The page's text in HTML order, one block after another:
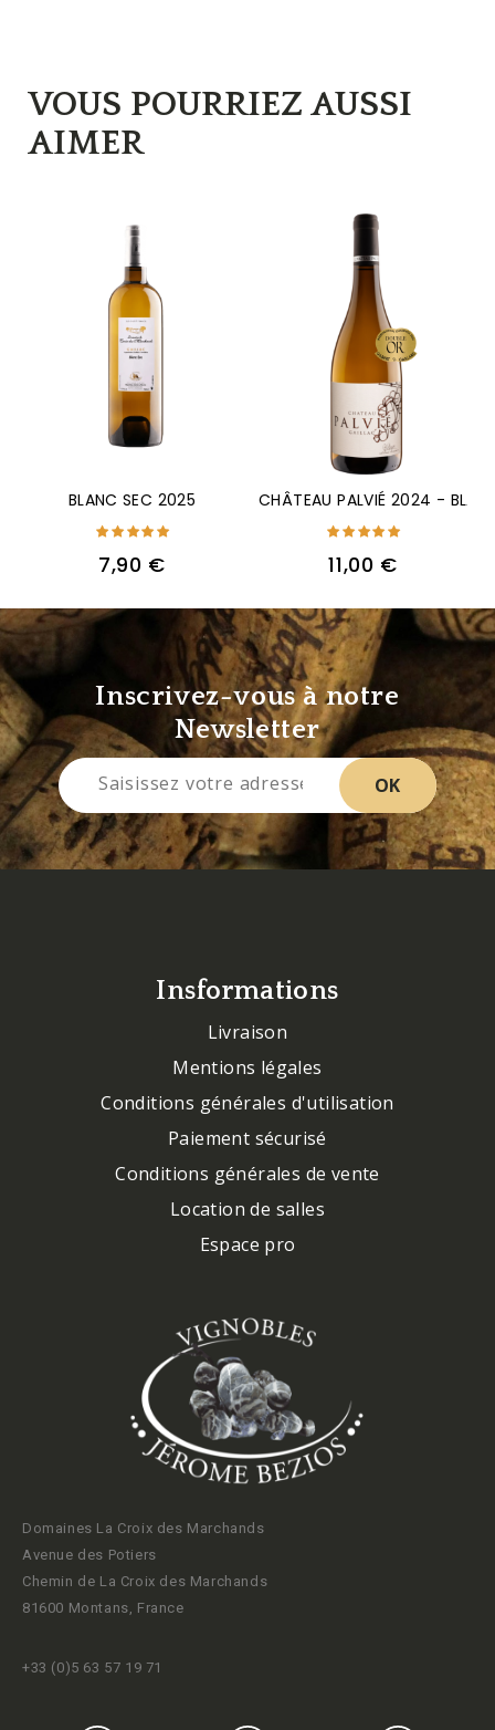
VOUS POURRIEZ AUSSI
AIMER
BLANC SEC 2025
Prix
7,90 €
CHÂTEAU PALVIÉ 2024 -
Prix
11,00 €
Inscrivez-vous à notre
Newsletter
Insformations
Livraison
Mentions légales
Conditions générales d'utilisation
Paiement sécurisé
Conditions générales de vente
Location de salles
Espace pro
Domaines La Croix des Marchands
Avenue des Potiers
Chemin de La Croix des Marchands
81600 Montans, France
+33 (0)5 63 57 19 71